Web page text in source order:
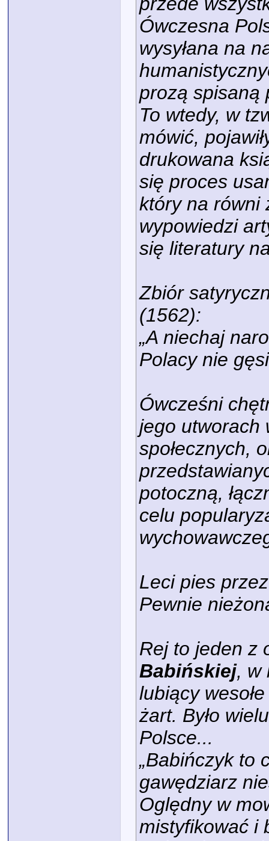
Ówczesna
wysyłana na
prozą spisaną
To wtedy, w
mówić,
drukowana
się proces
który na równi
wypowiedzi
się literatury
Zbiór
(1562):
„A niechaj
Polacy nie
Ówcześni
jego utworach
społecznych,
potoczną,
celu
Leci pies
Pewnie
Rej to jeden z
Babińskiej, w
lubiący
żart. Było
Polsce...
„Babińczyk to
gawędziarz
Oględny w
mistyfikować i